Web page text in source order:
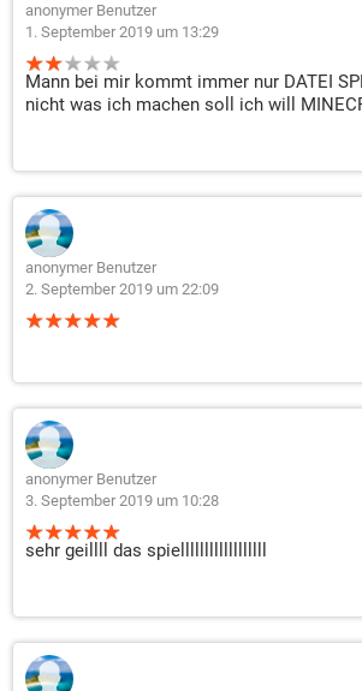
anonymer Benutzer
1. September 2019 um 13:29
Mann bei mir kommt immer nur DATEI
nicht was ich machen soll ich will
anonymer Benutzer
2. September 2019 um 22:09
anonymer Benutzer
3. September 2019 um 10:28
sehr geillll das spiellllllllllllllllll